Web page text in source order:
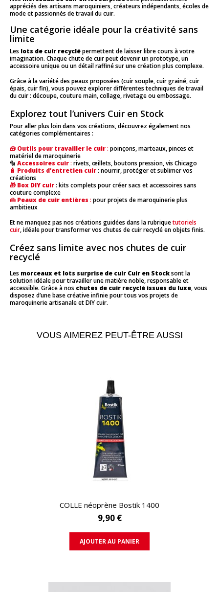
appréciés des artisans maroquiniers, créateurs indépendants, écoles de
mode et passionnés de travail du cuir.
Une catégorie idéale pour la créativité sans
limite
Les lots de cuir recyclépermettent de laisser libre cours à votre
imagination. Chaque chute de cuir peut devenir un prototype, un
accessoire unique ou un détail raffiné sur une création plus complexe.
Grâce à la variété des peaux proposées (cuir souple, cuir grainé, cuir
épais, cuir fin), vous pouvez explorer différentes techniques de travail
du cuir : découpe, couture main, collage, rivetage ou embossage.
Explorez tout l’univers Cuir en Stock
Pour aller plus loin dans vos créations, découvrez également nos
catégories complémentaires :
🧰 Outils pour travailler le cuir: poinçons, marteaux, pinces et
matériel de maroquinerie
🔩 Accessoires cuir: rivets, œillets, boutons pression, vis Chicago
🧴 Produits d’entretien cuir: nourrir, protéger et sublimer vos
créations
🎁 Box DIY cuir: kits complets pour créer sacs et accessoires sans
couture complexe
👜 Peaux de cuir entières : pour projets de maroquinerie plus
ambitieux
Et ne manquez pas nos créations guidées dans la rubriquetutoriels
cuir, idéale pour transformer vos chutes de cuir recyclé en objets finis.
Créez sans limite avec nos chutes de cuir
recyclé
Les morceaux et lots surprise de cuir Cuir en Stocksont la
solution idéale pour travailler une matière noble, responsable et
accessible. Grâce à nos chutes de cuir recyclé issues du luxe, vous
disposez d’une base créative infinie pour tous vos projets de
maroquinerie artisanale et DIY cuir.
VOUS AIMEREZ PEUT-ÊTRE AUSSI
APERÇU RAPIDE
COLLE néoprène Bostik 1400
9,90 €
AJOUTER AU PANIER